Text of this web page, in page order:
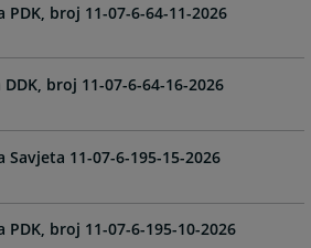
forward
interact
with
calendar
and
a
date.
broj 11-07-6-64-11-2026
broj 11-07-6-64-16-2026
11-07-6-195-15-2026
broj 11-07-6-195-10-2026